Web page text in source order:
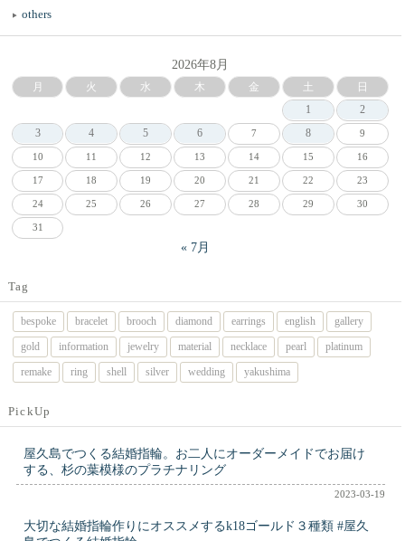
others
2026年8月
月 火 水 木 金 土
日
1
2
3
4 5 6 7 8 9
10 11 12 13 14 15 16
17 18 19 20 21 22 23
24 25 26 27 28 29 30
31
« 7月
Tag
bespoke bracelet brooch diamond earrings english
gallery
gold
information jewelry material necklace pearl
platinum
remake
ring shell silver wedding yakushima
PickUp
屋久島でつくる結婚指輪。お二人にオーダーメイドでお届け
する、杉の葉模様のプラチナリング
2023-03-19
大切な結婚指輪作りにオススメするk18ゴールド３種類 #屋久